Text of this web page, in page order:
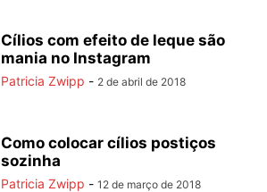
Cílios com efeito de leque são
mania no Instagram
Patricia Zwipp - 2 de abril de 2018
Como colocar cílios postiços
sozinha
Patricia Zwipp - 12 de março de 2018